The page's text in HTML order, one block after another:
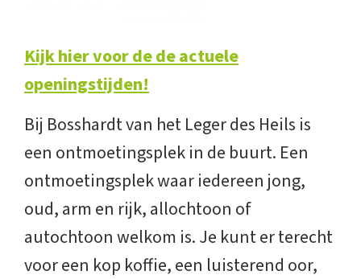
Kijk hier voor de de actuele
openingstijden!
Bij Bosshardt van het Leger des Heils is
een ontmoetingsplek in de buurt. Een
ontmoetingsplek waar iedereen jong,
oud, arm en rijk, allochtoon of
autochtoon welkom is. Je kunt er terecht
voor een kop koffie, een luisterend oor,